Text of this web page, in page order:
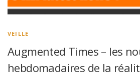
VEILLE
Augmented Times – les
hebdomadaires de la